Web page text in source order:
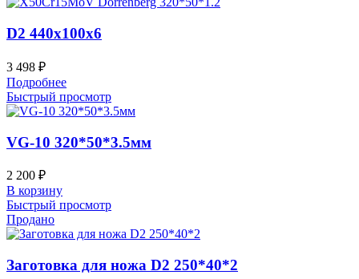
D2 440x100x6
3 498 ₽
Подробнее
Быстрый просмотр
VG-10 320*50*3.5мм
2 200 ₽
В корзину
Быстрый просмотр
Продано
Заготовка для ножа D2 250*40*2